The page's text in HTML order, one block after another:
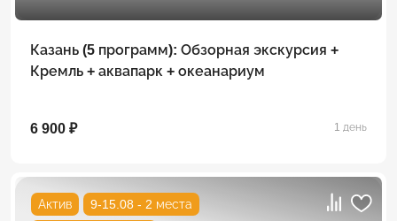
Казань (5 программ): Обзорная экскурсия +
Кремль + аквапарк + океанариум
6 900 ₽ 1 день
Актив
9-15.08 - 2 места